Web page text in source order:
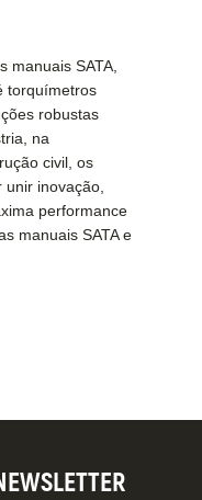
manuais SATA,
torquímetros
robustas
na
civil, os
inovação,
performance
manuais SATA e